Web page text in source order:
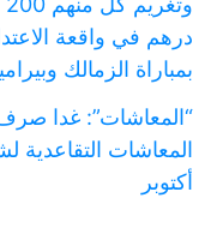
درهم في واقعة
بمباراة الزمالك
“المعاشات”: غدا
المعاشات التقاعدية
أكتوبر